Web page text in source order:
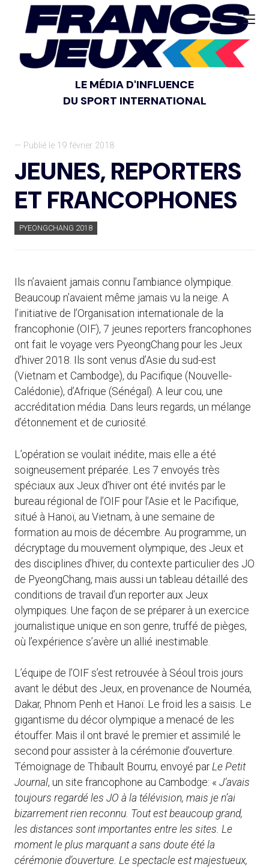
LE MÉDIA D'INFLUENCE
DU SPORT INTERNATIONAL
— Publié le 19 février 2018
JEUNES, REPORTERS
ET FRANCOPHONES
PYEONGCHANG 2018
Ils n’avaient jamais connu l’ambiance olympique.
Beaucoup n’avaient même jamais vu la neige. A
l’initiative de l’Organisation internationale de la
francophonie (OIF), 7 jeunes reporters francophones
ont fait le voyage vers PyeongChang pour les Jeux
d’hiver 2018. Ils sont venus d’Asie du sud-est
(Vietnam et Cambodge), du Pacifique (Nouvelle-
Calédonie), d’Afrique (Sénégal). A leur cou, une
accréditation média. Dans leurs regards, un mélange
d’étonnement et de curiosité.
L’opération se voulait inédite, mais elle a été
soigneusement préparée. Les 7 envoyés très
spéciaux aux Jeux d’hiver ont été invités par le
bureau régional de l’OIF pour l’Asie et le Pacifique,
situé à Hanoï, au Vietnam, à une semaine de
formation au mois de décembre. Au programme, un
décryptage du mouvement olympique, des Jeux et
des disciplines d’hiver, du contexte particulier des JO
de PyeongChang, mais aussi un tableau détaillé des
conditions de travail d’un reporter aux Jeux
olympiques. Une façon de se préparer à un exercice
journalistique unique en son genre, truffé de pièges,
où l’expérience s’avère un allié inestimable.
L’équipe de l’OIF s’est retrouvée à Séoul trois jours
avant le début des Jeux, en provenance de Nouméa,
Dakar, Phnom Penh et Hanoï. Le froid les a saisis. Le
gigantisme du décor olympique a menacé de les
étouffer. Mais il ont bravé le premier et assimilé le
second pour assister à la cérémonie d’ouverture.
Témoignage de Thibault Bourru, envoyé parLe Petit
Journal, un site francophone au Cambodge: « J’avais
toujours regardé les JO à la télévision, mais je n’ai
bizarrement rien reconnu. Tout est beaucoup grand,
les distances sont importantes entre les sites. Le
moment le plus marquant a sans doute été la
cérémonie d’ouverture. Le spectacle est majestueux,